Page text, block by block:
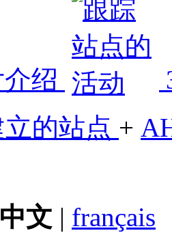
绍
的站点 +
中文 | français